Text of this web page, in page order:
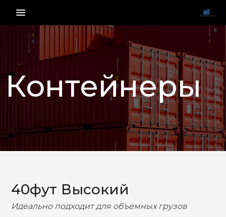
menu_vert
Контейнеры
НАЗАД ВПЕРЕД
40фут Высокий
Идеально подходит для объемных грузов